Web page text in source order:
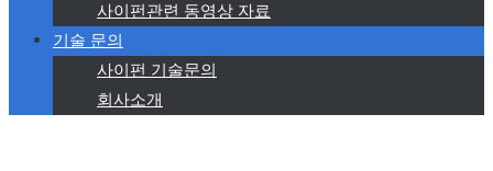
사이펀관련 동영상 자료
기술 문의
사이펀 기술문의
회사소개